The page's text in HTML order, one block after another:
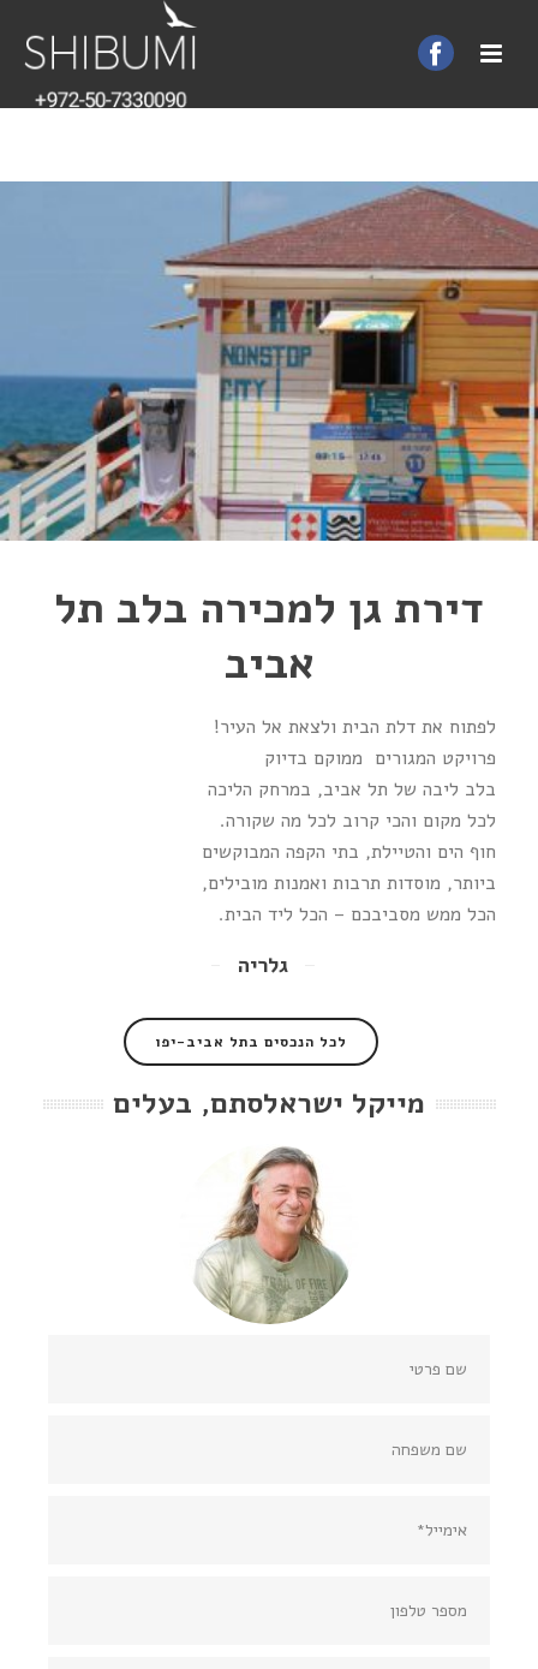
דירת גן למכירה בלב תל
אביב
לפתוח את דלת הבית ולצאת אל העיר!
פרויקט המגורים ממוקם בדיוק
בלב ליבה של תל אביב, במרחק הליכה
לכל מקום והכי קרוב לכל מה שקורה.
חוף הים והטיילת, בתי הקפה המבוקשים
ביותר, מוסדות תרבות ואמנות מובילים,
הכל ממש מסביבכם – הכל ליד הבית.
גלריה
לכל הנכסים בתל אביב-יפו
מייקל ישראלסתם, בעלים